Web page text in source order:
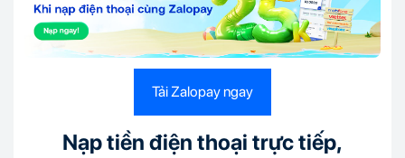
Tải Zalopay ngay
Nạp tiền điện thoại trực tiếp,